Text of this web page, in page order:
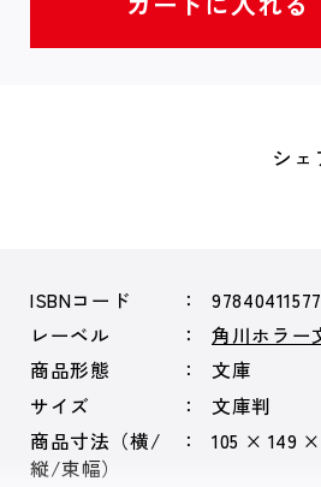
シェ
ISBNコード
レーベル
角川ホラー
商品形態
文庫
サイズ
文庫判
商品寸法（横/
縦/束幅）
105 × 149 ×